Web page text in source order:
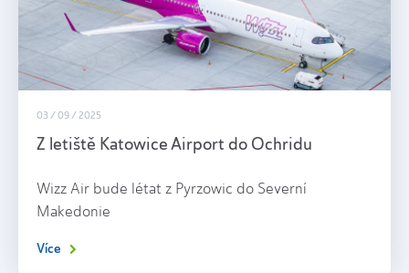
03 / 09 / 2025
Z letiště Katowice Airport do Ochridu
Wizz Air bude létat z Pyrzowic do Severní
Makedonie
Více